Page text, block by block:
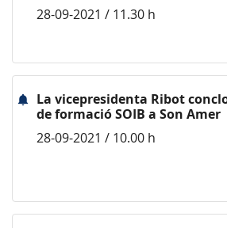
28-09-2021 / 11.30 h
La vicepresidenta Ribot
de formació SOIB a Son Amer
28-09-2021 / 10.00 h